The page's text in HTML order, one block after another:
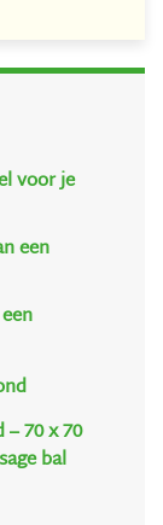
voor je
een
70 x 70
bal